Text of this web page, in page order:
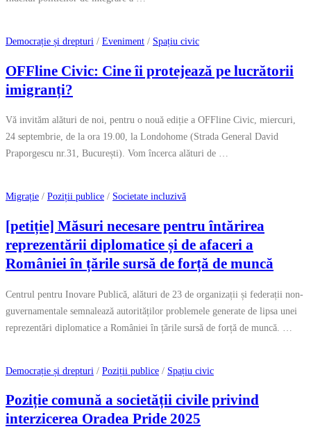
Democrație și drepturi / Eveniment / Spațiu civic
OFFline Civic: Cine îi protejează pe lucrătorii
imigranți?
Vă invităm alături de noi, pentru o nouă ediție a OFFline Civic, miercuri,
24 septembrie, de la ora 19.00, la Londohome (Strada General David
Praporgescu nr.31, București). Vom încerca alături de …
Migrație / Poziții publice / Societate incluzivă
[petiție] Măsuri necesare pentru întărirea
reprezentării diplomatice și de afaceri a
României în țările sursă de forță de muncă
Centrul pentru Inovare Publică, alături de 23 de organizații și federații non-
guvernamentale semnalează autorităților problemele generate de lipsa unei
reprezentări diplomatice a României în țările sursă de forță de muncă. …
Democrație și drepturi / Poziții publice / Spațiu civic
Poziție comună a societății civile privind
interzicerea Oradea Pride 2025